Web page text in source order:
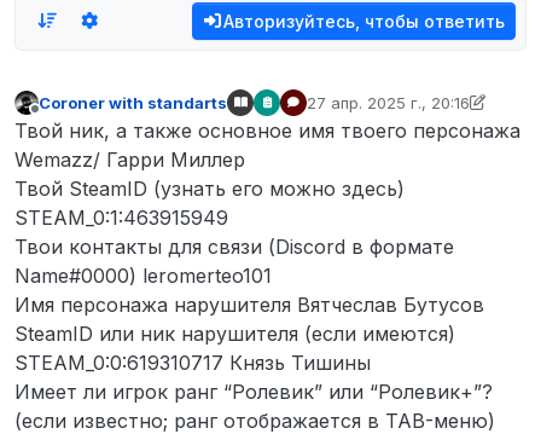
Авторизуйтесь, чтобы ответить
Не в сети
Coroner with standarts 27 апр. 2025 г., 20:16
отредактировано D0n Bar0n
Твой ник, а также основное имя твоего персонажа
Wemazz/ Гарри Миллер
Твой SteamID (узнать его можно здесь)
STEAM_0:1:463915949
Твои контакты для связи (Discord в формате
Name#0000) leromerteo101
Имя персонажа нарушителя Вятчеслав Бутусов
SteamID или ник нарушителя (если имеются)
STEAM_0:0:619310717 Князь Тишины
Имеет ли игрок ранг “Ролевик” или “Ролевик+”?
(если известно; ранг отображается в TAB-меню)